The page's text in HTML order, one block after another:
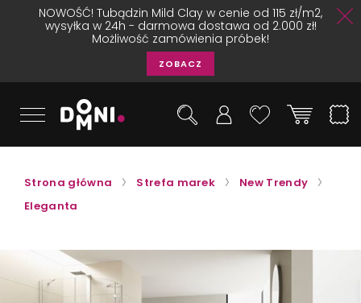
NOWOŚĆ! Tubądzin Mild Clay w cenie od 115 zł/m2,
wysyłka w 24h - darmowa dostawa od 2.000 zł!
Możliwość zamówienia próbek!
ZOBACZ
Strona główna Strefa marek
New Trendy
Eleganta